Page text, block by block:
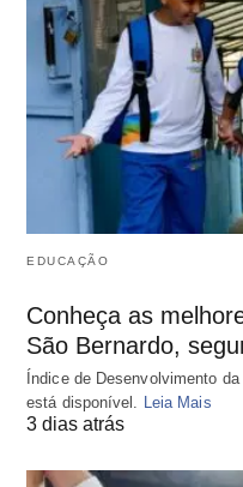
EDUCAÇÃO
Conheça as
São Bernardo,
Índice de Desenvolvimento
está disponível. Leia Mais
3 dias atrás